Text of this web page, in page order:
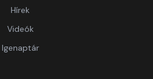
Hírek
Videók
Igenaptár